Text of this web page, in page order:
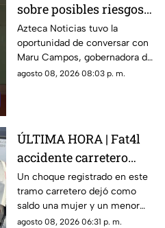
sobre posibles riesgos
para la libertad de
expresión
Azteca Noticias tuvo la
oportunidad de conversar con
Maru Campos, gobernadora de
Chihuahua, quien habló sobre
para la libertad de expresión
agosto 08, 2026 08:03 p. m.
ÚLTIMA HORA | Fat4l
accidente carretero
deja una mujer y un
niño mu3rtos en San
Juan del Río
Un choque registrado en este
tramo carretero dejó como
saldo una mujer y un menor
sin vida, además de una
agosto 08, 2026 06:31 p. m.